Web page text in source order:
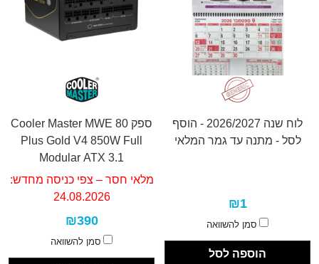
לוח שנה 2026/2027 - הוסף
לסל - מתנה עד גמר המלאי
₪1
סמן להשוואה
הוספה לסל
ספק Cooler Master MWE 80
Plus Gold V4 850W Full
Modular ATX 3.1
מלאי חסר – צפי כניסה מחדש:
24.08.2026
₪390
סמן להשוואה